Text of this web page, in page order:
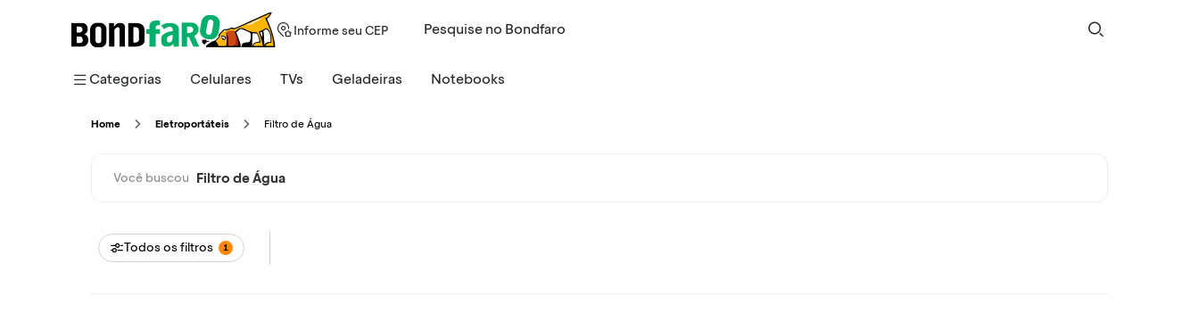
Informe seu CEP
Pesquise
Categorias Celulares TVs Geladeiras Notebooks
Home Eletroportáteis Filtro de Água
Você buscou Filtro de Água
Todos os filtros 1